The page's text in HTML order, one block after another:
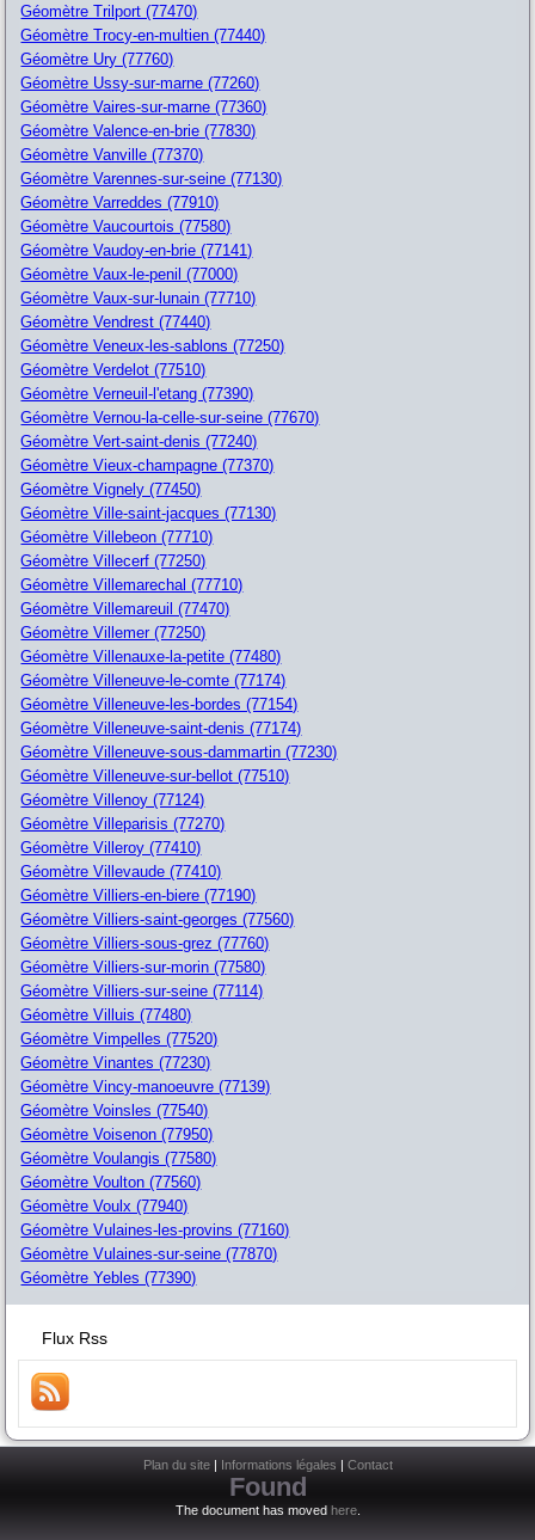
Géomètre Trilport (77470)
Géomètre Trocy-en-multien (77440)
Géomètre Ury (77760)
Géomètre Ussy-sur-marne (77260)
Géomètre Vaires-sur-marne (77360)
Géomètre Valence-en-brie (77830)
Géomètre Vanville (77370)
Géomètre Varennes-sur-seine (77130)
Géomètre Varreddes (77910)
Géomètre Vaucourtois (77580)
Géomètre Vaudoy-en-brie (77141)
Géomètre Vaux-le-penil (77000)
Géomètre Vaux-sur-lunain (77710)
Géomètre Vendrest (77440)
Géomètre Veneux-les-sablons (77250)
Géomètre Verdelot (77510)
Géomètre Verneuil-l'etang (77390)
Géomètre Vernou-la-celle-sur-seine (77670)
Géomètre Vert-saint-denis (77240)
Géomètre Vieux-champagne (77370)
Géomètre Vignely (77450)
Géomètre Ville-saint-jacques (77130)
Géomètre Villebeon (77710)
Géomètre Villecerf (77250)
Géomètre Villemarechal (77710)
Géomètre Villemareuil (77470)
Géomètre Villemer (77250)
Géomètre Villenauxe-la-petite (77480)
Géomètre Villeneuve-le-comte (77174)
Géomètre Villeneuve-les-bordes (77154)
Géomètre Villeneuve-saint-denis (77174)
Géomètre Villeneuve-sous-dammartin (77230)
Géomètre Villeneuve-sur-bellot (77510)
Géomètre Villenoy (77124)
Géomètre Villeparisis (77270)
Géomètre Villeroy (77410)
Géomètre Villevaude (77410)
Géomètre Villiers-en-biere (77190)
Géomètre Villiers-saint-georges (77560)
Géomètre Villiers-sous-grez (77760)
Géomètre Villiers-sur-morin (77580)
Géomètre Villiers-sur-seine (77114)
Géomètre Villuis (77480)
Géomètre Vimpelles (77520)
Géomètre Vinantes (77230)
Géomètre Vincy-manoeuvre (77139)
Géomètre Voinsles (77540)
Géomètre Voisenon (77950)
Géomètre Voulangis (77580)
Géomètre Voulton (77560)
Géomètre Voulx (77940)
Géomètre Vulaines-les-provins (77160)
Géomètre Vulaines-sur-seine (77870)
Géomètre Yebles (77390)
Flux Rss
Plan du site| Informations légales Contact
Found
The document has moved here.